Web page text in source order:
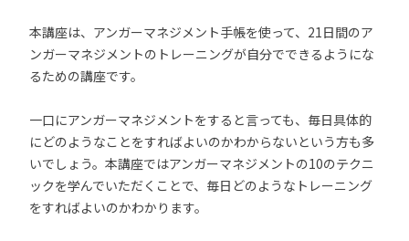
本講座は、アンガーマネジメント手帳を使って、21日間のア
ンガーマネジメントのトレーニングが自分でできるようにな
るための講座です。
一口にアンガーマネジメントをすると言っても、毎日具体的
にどのようなことをすればよいのかわからないという方も多
いでしょう。本講座ではアンガーマネジメントの10のテクニ
ックを学んでいただくことで、毎日どのようなトレーニング
をすればよいのかわかります。